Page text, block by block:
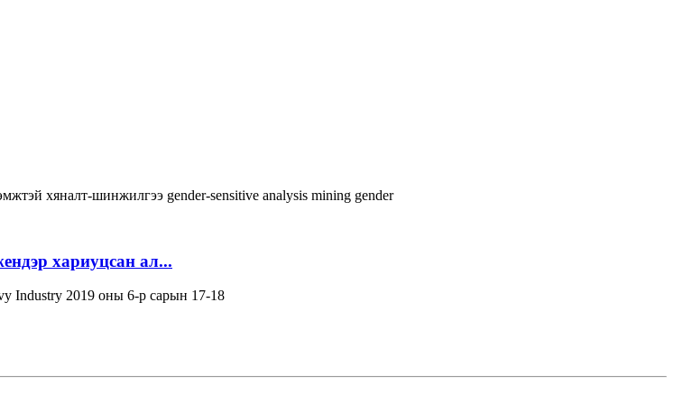
хяналт-шинжилгээ gender-sensitive analysis mining gender
хариуцсан ал...
Industry 2019 оны 6-р сарын 17-18